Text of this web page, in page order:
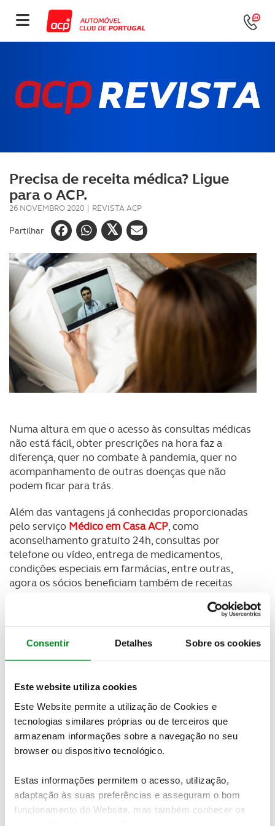
Consentir Detalhes Sobre os cookies
Este website utiliza cookies
Este Website permite a utilização de Cookies e
tecnologias similares próprias ou de terceiros que
armazenam informações sobre a navegação no seu
browser ou dispositivo tecnológico.
Estas informações permitem o acesso, utilização,
adaptação às suas preferências e asseguram o bom
funcionamento do Website, mas também conhecer os
Precisa de receita médica? Ligue
para o ACP.
26 NOVEMBRO 2020 | REVISTA ACP
Partilhar
Numa altura em que o acesso às consultas médicas
não está fácil, obter prescrições na hora faz a
diferença, quer no combate à pandemia, quer no
acompanhamento de outras doenças que não
podem ficar para trás.
Além das vantagens já conhecidas proporcionadas
pelo serviço Médico em Casa ACP, como
aconselhamento gratuito 24h, consultas por
telefone ou vídeo, entrega de medicamentos,
condições especiais em farmácias, entre outras,
agora os sócios beneficiam também de receitas
Saiba como proceder para solicitar a sua receita,
conforme o pretendido:
Receita médica para teste COVID
Através de uma consulta de clínica geral com o
Médico em Casa ACP através de telemedicina (voz
e/ou vídeo), será enviada por email a prescrição
médica para análise PCR ao SARS-Cov2.
Pela mesma via, ligando 215 915 915 e escolhendo
a opção “Médico em Casa”, qualquer sócio que
precise de receitas para a sua medicação habitual